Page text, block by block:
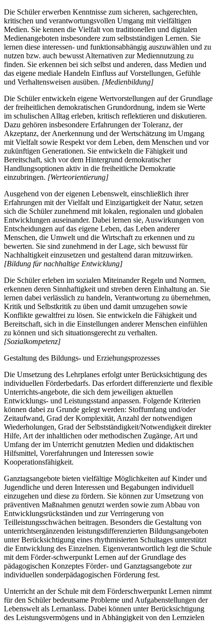
Die Schüler erwerben Kenntnisse zum sicheren, sachgerechten,
kritischen und verantwortungsvollen Umgang mit vielfältigen
Medien. Sie kennen die Vielfalt von traditionellen und digitalen
Medienangeboten insbesondere zum selbstständigen Lernen. Sie
lernen diese interessen- und funktionsabhängig auszuwählen und zu
nutzen bzw. auch bewusst Alternativen zur Mediennutzung zu
finden. Sie erkennen bei sich selbst und anderen, dass Medien und
das eigene mediale Handeln Einfluss auf Vorstellungen, Gefühle
und Verhaltensweisen ausüben. [Medienbildung]
Die Schüler entwickeln eigene Wertvorstellungen auf der Grundlage
der freiheitlichen demokratischen Grundordnung, indem sie Werte
im schulischen Alltag erleben, kritisch reflektieren und diskutieren.
Dazu gehören insbesondere Erfahrungen der Toleranz, der
Akzeptanz, der Anerkennung und der Wertschätzung im Umgang
mit Vielfalt sowie Respekt vor dem Leben, dem Menschen und vor
zukünftigen Generationen. Sie entwickeln die Fähigkeit und
Bereitschaft, sich vor dem Hintergrund demokratischer
Handlungsoptionen aktiv in die freiheitliche Demokratie
einzubringen. [Werteorientierung]
Ausgehend von der eigenen Lebenswelt, einschließlich ihrer
Erfahrungen mit der Vielfalt und Einzigartigkeit der Natur, setzen
sich die Schüler zunehmend mit lokalen, regionalen und globalen
Entwicklungen auseinander. Dabei lernen sie, Auswirkungen von
Entscheidungen auf das eigene Leben, das Leben anderer
Menschen, die Umwelt und die Wirtschaft zu erkennen und zu
bewerten. Sie sind zunehmend in der Lage, sich bewusst für
Nachhaltigkeit einzusetzen und gestaltend daran mitzuwirken.
[Bildung für nachhaltige Entwicklung]
Die Schüler erleben im sozialen Miteinander Regeln und Normen,
erkennen deren Sinnhaftigkeit und streben deren Einhaltung an. Sie
lernen dabei verlässlich zu handeln, Verantwortung zu übernehmen,
Kritik und Selbstkritik zu üben und damit umzugehen sowie
Konflikte gewaltfrei zu lösen. Sie entwickeln die Fähigkeit und
Bereitschaft, sich in die Einstellungen anderer Menschen einfühlen
zu können und sich situationsgerecht zu verhalten.
[Sozialkompetenz]
Gestaltung des Bildungs- und Erziehungsprozesses
Die Umsetzung des Lehrplanes erfolgt unter Berücksichtigung des
individuellen Förderbedarfs. Das erfordert differenzierte und flexible
Unterrichts-angebote, die sich dem jeweiligen aktuellen
Entwicklungs- und Leistungsstand anpassen. Folgende Kriterien
können dabei zu Grunde gelegt werden: Stoffumfang und/oder
Zeitaufwand, Grad der Komplexität, Anzahl der notwendigen
Wiederholungen, Grad der Selbstständigkeit/Notwendigkeit direkter
Hilfe, Art der inhaltlichen oder methodischen Zugänge, Art und
Umfang der im Unterricht genutzten Medien und didaktischen
Hilfsmittel, Vorerfahrungen und Interessen sowie
Kooperationsfähigkeit.
Ganztagsangebote bieten vielfältige Möglichkeiten auf Kinder und
Jugendliche und deren Interessen und Begabungen individuell
einzugehen und diese zu fördern. Sie können zur Umsetzung von
präventiven Maßnahmen genutzt werden sowie zum Abbau von
Entwicklungsrückständen und zur Verringerung von
Teilleistungsschwächen beitragen. Besonders die Gestaltung von
unterrichtsergänzenden leistungsdifferenzierten Bildungsangeboten
unter Berücksichtigung eines rhythmisierten Schultages unterstützt
die Entwicklung des Einzelnen. Eigenverantwortlich legt die Schule
mit dem Förder-schwerpunkt Lernen auf der Grundlage des
pädagogischen Konzeptes Förder- und Ganztagsangebote zur
individuellen sonderpädagogischen Förderung fest.
Unterricht an der Schule mit dem Förderschwerpunkt Lernen nimmt
für den Schüler bedeutsame Probleme und Aufgabenstellungen der
Lebenswelt als Lernanlass. Dabei können unter Berücksichtigung
des Leistungsvermögens und in Abhängigkeit von den Lernzielen